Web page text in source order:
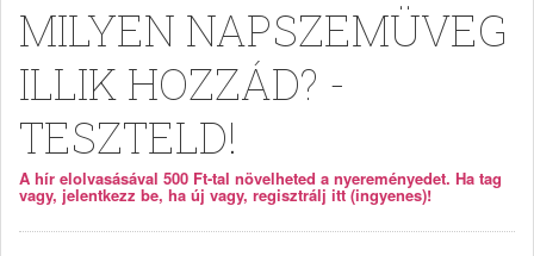
MILYEN NAPSZEMÜVEG
ILLIK HOZZÁD? -
TESZTELD!
A hír elolvasásával 500 Ft-tal növelheted a nyereményedet. Ha tag
vagy, jelentkezz be, ha új vagy, regisztrálj itt (ingyenes)!